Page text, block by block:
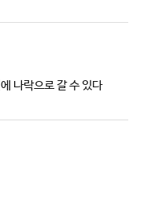
나락으로 갈 수 있다